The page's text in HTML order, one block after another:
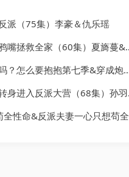
派（75集）李豪＆仇乐瑶
拯救全家（60集）夏旖蔓&姜华
穿成炮灰后不是反派吗怎么要抱抱第七季（88集）AI短剧
入反派大营（68集）孙羽中&廖澜
派夫妻一心只想苟全性命（54集）AI短剧